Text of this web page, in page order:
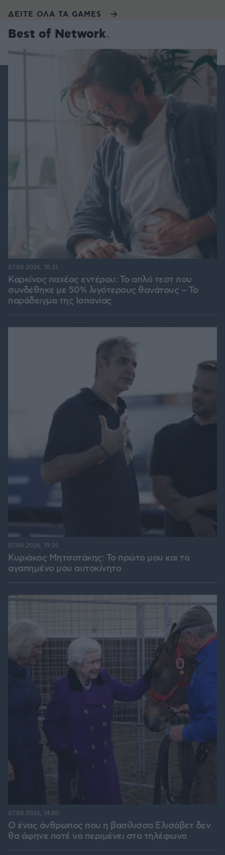
ΔΕΙΤΕ ΟΛΑ ΤΑ GAMES
Best of Network
Καρκίνος παχέος εντέρου: Το απλό τεστ που
συνδέθηκε με 50% λιγότερους θανάτους – Το
παράδειγμα της Ισπανίας
07.08.2026, 18:31
Κυριάκος Μητσοτάκης: Το πρώτο μου και το
αγαπημένο μου αυτοκίνητο
07.08.2026, 19:39
Ο ένας άνθρωπος που η βασίλισσα Ελισάβετ δεν
θα άφηνε ποτέ να περιμένει στο τηλέφωνο
07.08.2026, 14:00